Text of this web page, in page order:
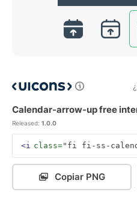
Calendar-arrow-up free
Released: 1.0.0
<i class="fi fi-ss-
Copiar PNG